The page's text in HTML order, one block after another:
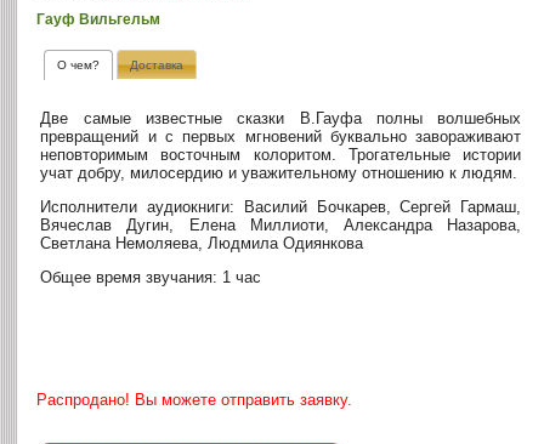
Гауф Вильгельм
О чем? Доставка
Две самые известные сказки В.Гауфа полны волшебных
превращений и с первых мгновений буквально завораживают
неповторимым восточным колоритом. Трогательные истории
учат добру, милосердию и уважительному отношению к людям.
Исполнители аудиокниги: Василий Бочкарев, Сергей Гармаш,
Вячеслав Дугин, Елена Миллиоти, Александра Назарова,
Светлана Немоляева, Людмила Одиянкова
Общее время звучания: 1 час
Распродано! Вы можете отправить заявку.